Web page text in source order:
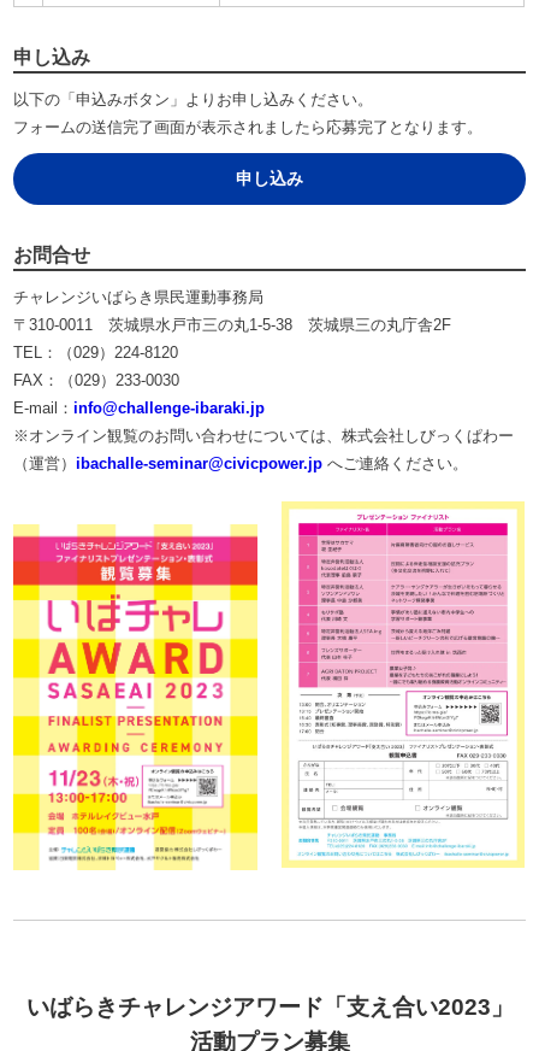
申し込み
以下の「申込みボタン」よりお申し込みください。
フォームの送信完了画面が表示されましたら応募完了となります。
申し込み
お問合せ
チャレンジいばらき県民運動事務局
〒310-0011 茨城県水戸市三の丸1-5-38 茨城県三の丸庁舎2F
TEL：（029）224-8120
FAX：（029）233-0030
E-mail：info@challenge-ibaraki.jp
※オンライン観覧のお問い合わせについては、株式会社しびっくぱわー
（運営）ibachalle-seminar@civicpower.jp へご連絡ください。
いばらきチャレンジアワード「支え合い2023」
活動プラン募集